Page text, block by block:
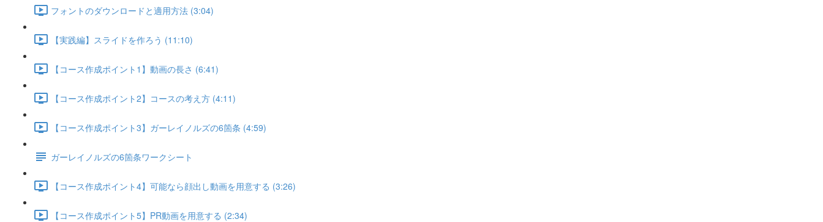
フォントのダウンロードと適用方法 (3:04)
【実践編】スライドを作ろう (11:10)
【コース作成ポイント1】動画の長さ (6:41)
【コース作成ポイント2】コースの考え方 (4:11)
【コース作成ポイント3】ガーレイノルズの6箇条 (4:59)
ガーレイノルズの6箇条ワークシート
【コース作成ポイント4】可能なら顔出し動画を用意する (3:26)
【コース作成ポイント5】PR動画を用意する (2:34)